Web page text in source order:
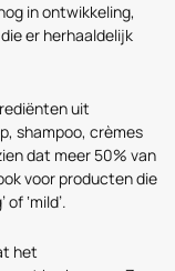
in ontwikkeling,
er herhaaldelijk
uit
shampoo, crèmes
dat meer 50% van
voor producten die
‘mild’.
het